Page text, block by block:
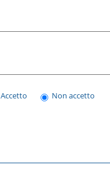
Accetto Non accetto